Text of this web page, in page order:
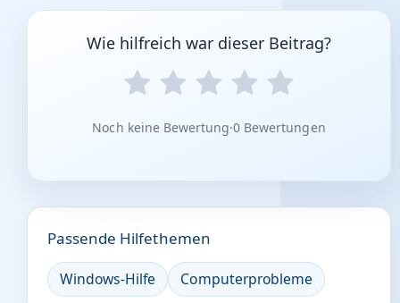
Wie hilfreich war dieser Beitrag?
Noch keine Bewertung·0 Bewertungen
Passende Hilfethemen
Windows-Hilfe Computerprobleme